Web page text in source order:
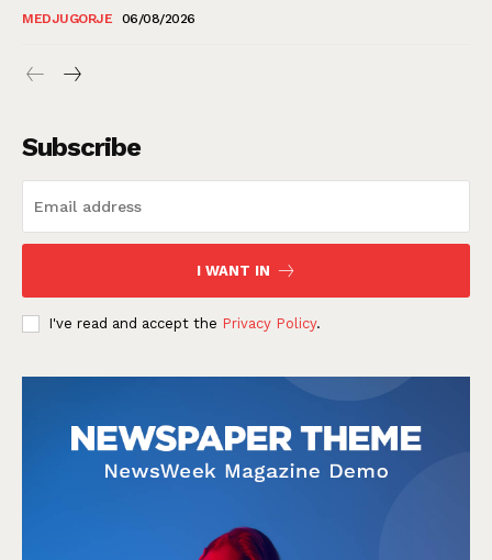
MEDJUGORJE 06/08/2026
Subscribe
I WANT IN
I've read and accept the Privacy Policy.